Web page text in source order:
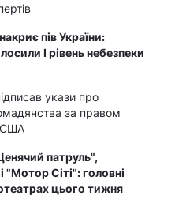
пів України:
І рівень небезпеки
укази про
за правом
США
патруль",
Сіті": головні
цього тижня